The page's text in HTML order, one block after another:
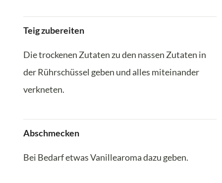
Teig zubereiten
Die trockenen Zutaten zu den nassen Zutaten in
der Rührschüssel geben und alles miteinander
verkneten.
Abschmecken
Bei Bedarf etwas Vanillearoma dazu geben.